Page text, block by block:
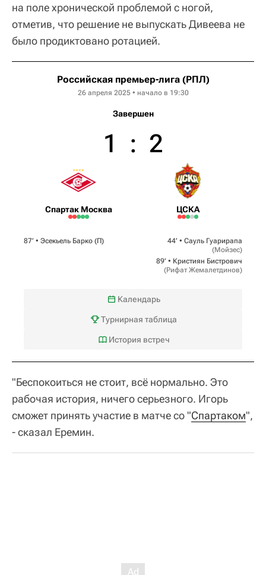
на поле хронической проблемой с ногой,
отметив, что решение не выпускать Дивеева не
было продиктовано ротацией.
Российская премьер-лига (РПЛ)
26 апреля 2025 • начало в 19:30
Завершен
Спартак Москва
1 : 2
ЦСКА
87‎’‎ • Эсекьель Барко (П) 44‎’‎ • Сауль Гуарирапа
(Мойзес)
89‎’‎ • Кристиян Бистрович
(Рифат Жемалетдинов)
Календарь
Турнирная таблица
История встреч
"Беспокоиться не стоит, всё нормально. Это
рабочая история, ничего серьезного. Игорь
сможет принять участие в матче со "Спартаком",
- сказал Еремин.